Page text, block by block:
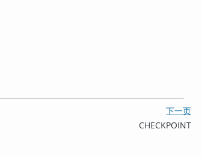
下一页
CHECKPOINT